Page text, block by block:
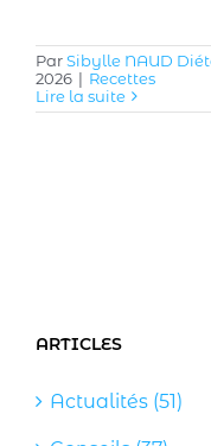
ParSibylle NAUD
2026 | Recettes
Lire la suite
ARTICLES
Actualités (51)